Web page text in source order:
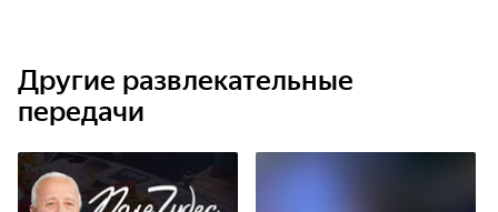
Другие развлекательные
передачи